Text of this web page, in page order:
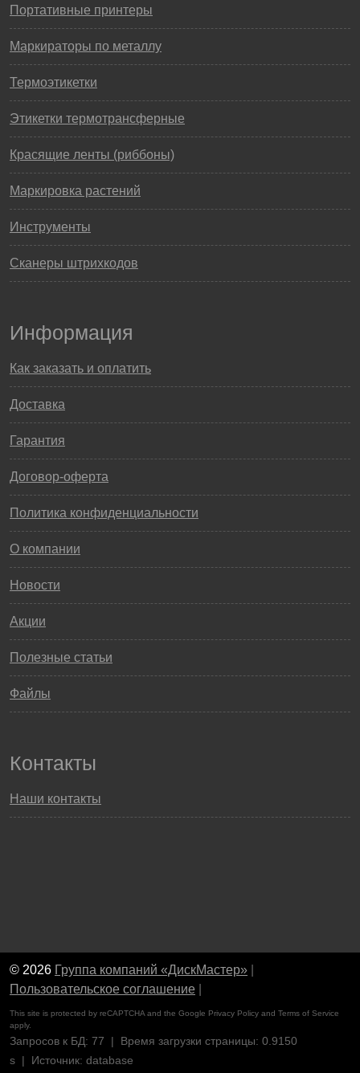
Портативные принтеры
Маркираторы по металлу
Термоэтикетки
Этикетки термотрансферные
Красящие ленты (риббоны)
Маркировка растений
Инструменты
Сканеры штрихкодов
Информация
Как заказать и оплатить
Доставка
Гарантия
Договор-оферта
Политика конфиденциальности
О компании
Новости
Акции
Полезные статьи
Файлы
Контакты
Наши контакты
© 2026 Группа компаний «ДискМастер»
Пользовательское соглашение
This site is protected by reCAPTCHA and the Google Privacy Policy and Terms of Service
apply.
Запросов к БД: 77 | Время загрузки страницы: 0.9150
s | Источник: database